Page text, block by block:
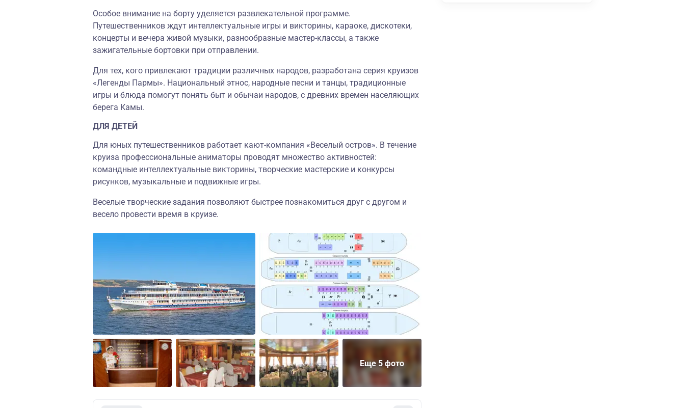
Особое внимание на борту уделяется развлекательной программе.
Путешественников ждут интеллектуальные игры и викторины, караоке, дискотеки,
концерты и вечера живой музыки, разнообразные мастер-классы, а также
зажигательные бортовки при отправлении.
Для тех, кого привлекают традиции различных народов, разработана серия круизов
«Легенды Пармы». Национальный этнос, народные песни и танцы, традиционные
игры и блюда помогут понять быт и обычаи народов, с древних времен населяющих
берега Камы.
ДЛЯ ДЕТЕЙ
Для юных путешественников работает кают-компания «Веселый остров». В течение
круиза профессиональные аниматоры проводят множество активностей:
командные интеллектуальные викторины, творческие мастерские и конкурсы
рисунков, музыкальные и подвижные игры.
Веселые творческие задания позволяют быстрее познакомиться друг с другом и
весело провести время в круизе.
Еще 5 фото